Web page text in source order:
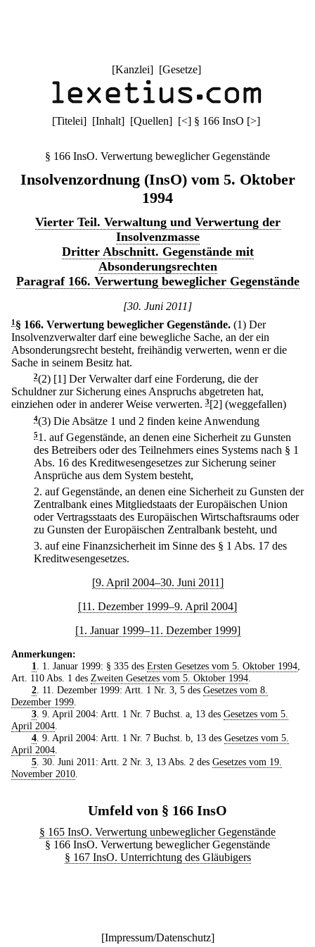
[Kanzlei] [Gesetze]
[Titelei] [Inhalt] [Quellen] [<] § 166 InsO [>]
§ 166 InsO. Verwertung beweglicher Gegenstände
Insolvenzordnung (InsO) vom 5. Oktober
1994
Vierter Teil. Verwaltung und Verwertung der
Insolvenzmasse
Dritter Abschnitt. Gegenstände mit
Absonderungsrechten
Paragraf 166. Verwertung beweglicher Gegenstände
[30. Juni 2011]
1 § 166. Verwertung beweglicher Gegenstände. (1) Der
Insolvenzverwalter darf eine bewegliche Sache, an der ein
Absonderungsrecht besteht, freihändig verwerten, wenn er die
Sache in seinem Besitz hat.
2(2) [1] Der Verwalter darf eine Forderung, die der
Schuldner zur Sicherung eines Anspruchs abgetreten hat,
einziehen oder in anderer Weise verwerten. 3[2] (weggefallen)
4(3) Die Absätze 1 und 2 finden keine Anwendung
51. auf Gegenstände, an denen eine Sicherheit zu Gunsten
des Betreibers oder des Teilnehmers eines Systems nach § 1
Abs. 16 des Kreditwesengesetzes zur Sicherung seiner
Ansprüche aus dem System besteht,
2. auf Gegenstände, an denen eine Sicherheit zu Gunsten der
Zentralbank eines Mitgliedstaats der Europäischen Union
oder Vertragsstaats des Europäischen Wirtschaftsraums oder
zu Gunsten der Europäischen Zentralbank besteht, und
3. auf eine Finanzsicherheit im Sinne des § 1 Abs. 17 des
Kreditwesengesetzes.
[9. April 2004–30. Juni 2011]
[11. Dezember 1999–9. April 2004]
[1. Januar 1999–11. Dezember 1999]
Anmerkungen:
1. 1. Januar 1999: § 335 des Ersten Gesetzes vom 5. Oktober 1994,
Art. 110 Abs. 1 des Zweiten Gesetzes vom 5. Oktober 1994.
2. 11. Dezember 1999: Artt. 1 Nr. 3, 5 des Gesetzes vom 8.
Dezember 1999.
3. 9. April 2004: Artt. 1 Nr. 7 Buchst. a, 13 des Gesetzes vom 5.
April 2004.
4. 9. April 2004: Artt. 1 Nr. 7 Buchst. b, 13 des Gesetzes vom 5.
April 2004.
5. 30. Juni 2011: Artt. 2 Nr. 3, 13 Abs. 2 des Gesetzes vom 19.
November 2010.
Umfeld von § 166 InsO
§ 165 InsO. Verwertung unbeweglicher Gegenstände
§ 166 InsO. Verwertung beweglicher Gegenstände
§ 167 InsO. Unterrichtung des Gläubigers
[Impressum/Datenschutz]